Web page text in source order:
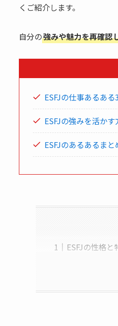
くご紹介します。
自分の強みや魅力を再確認
ESFJの仕事あるあ
ESFJの強みを活か
ESFJのあるあるま
ESFJの性格